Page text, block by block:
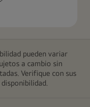
pueden variar
a cambio sin
Verifique con sus